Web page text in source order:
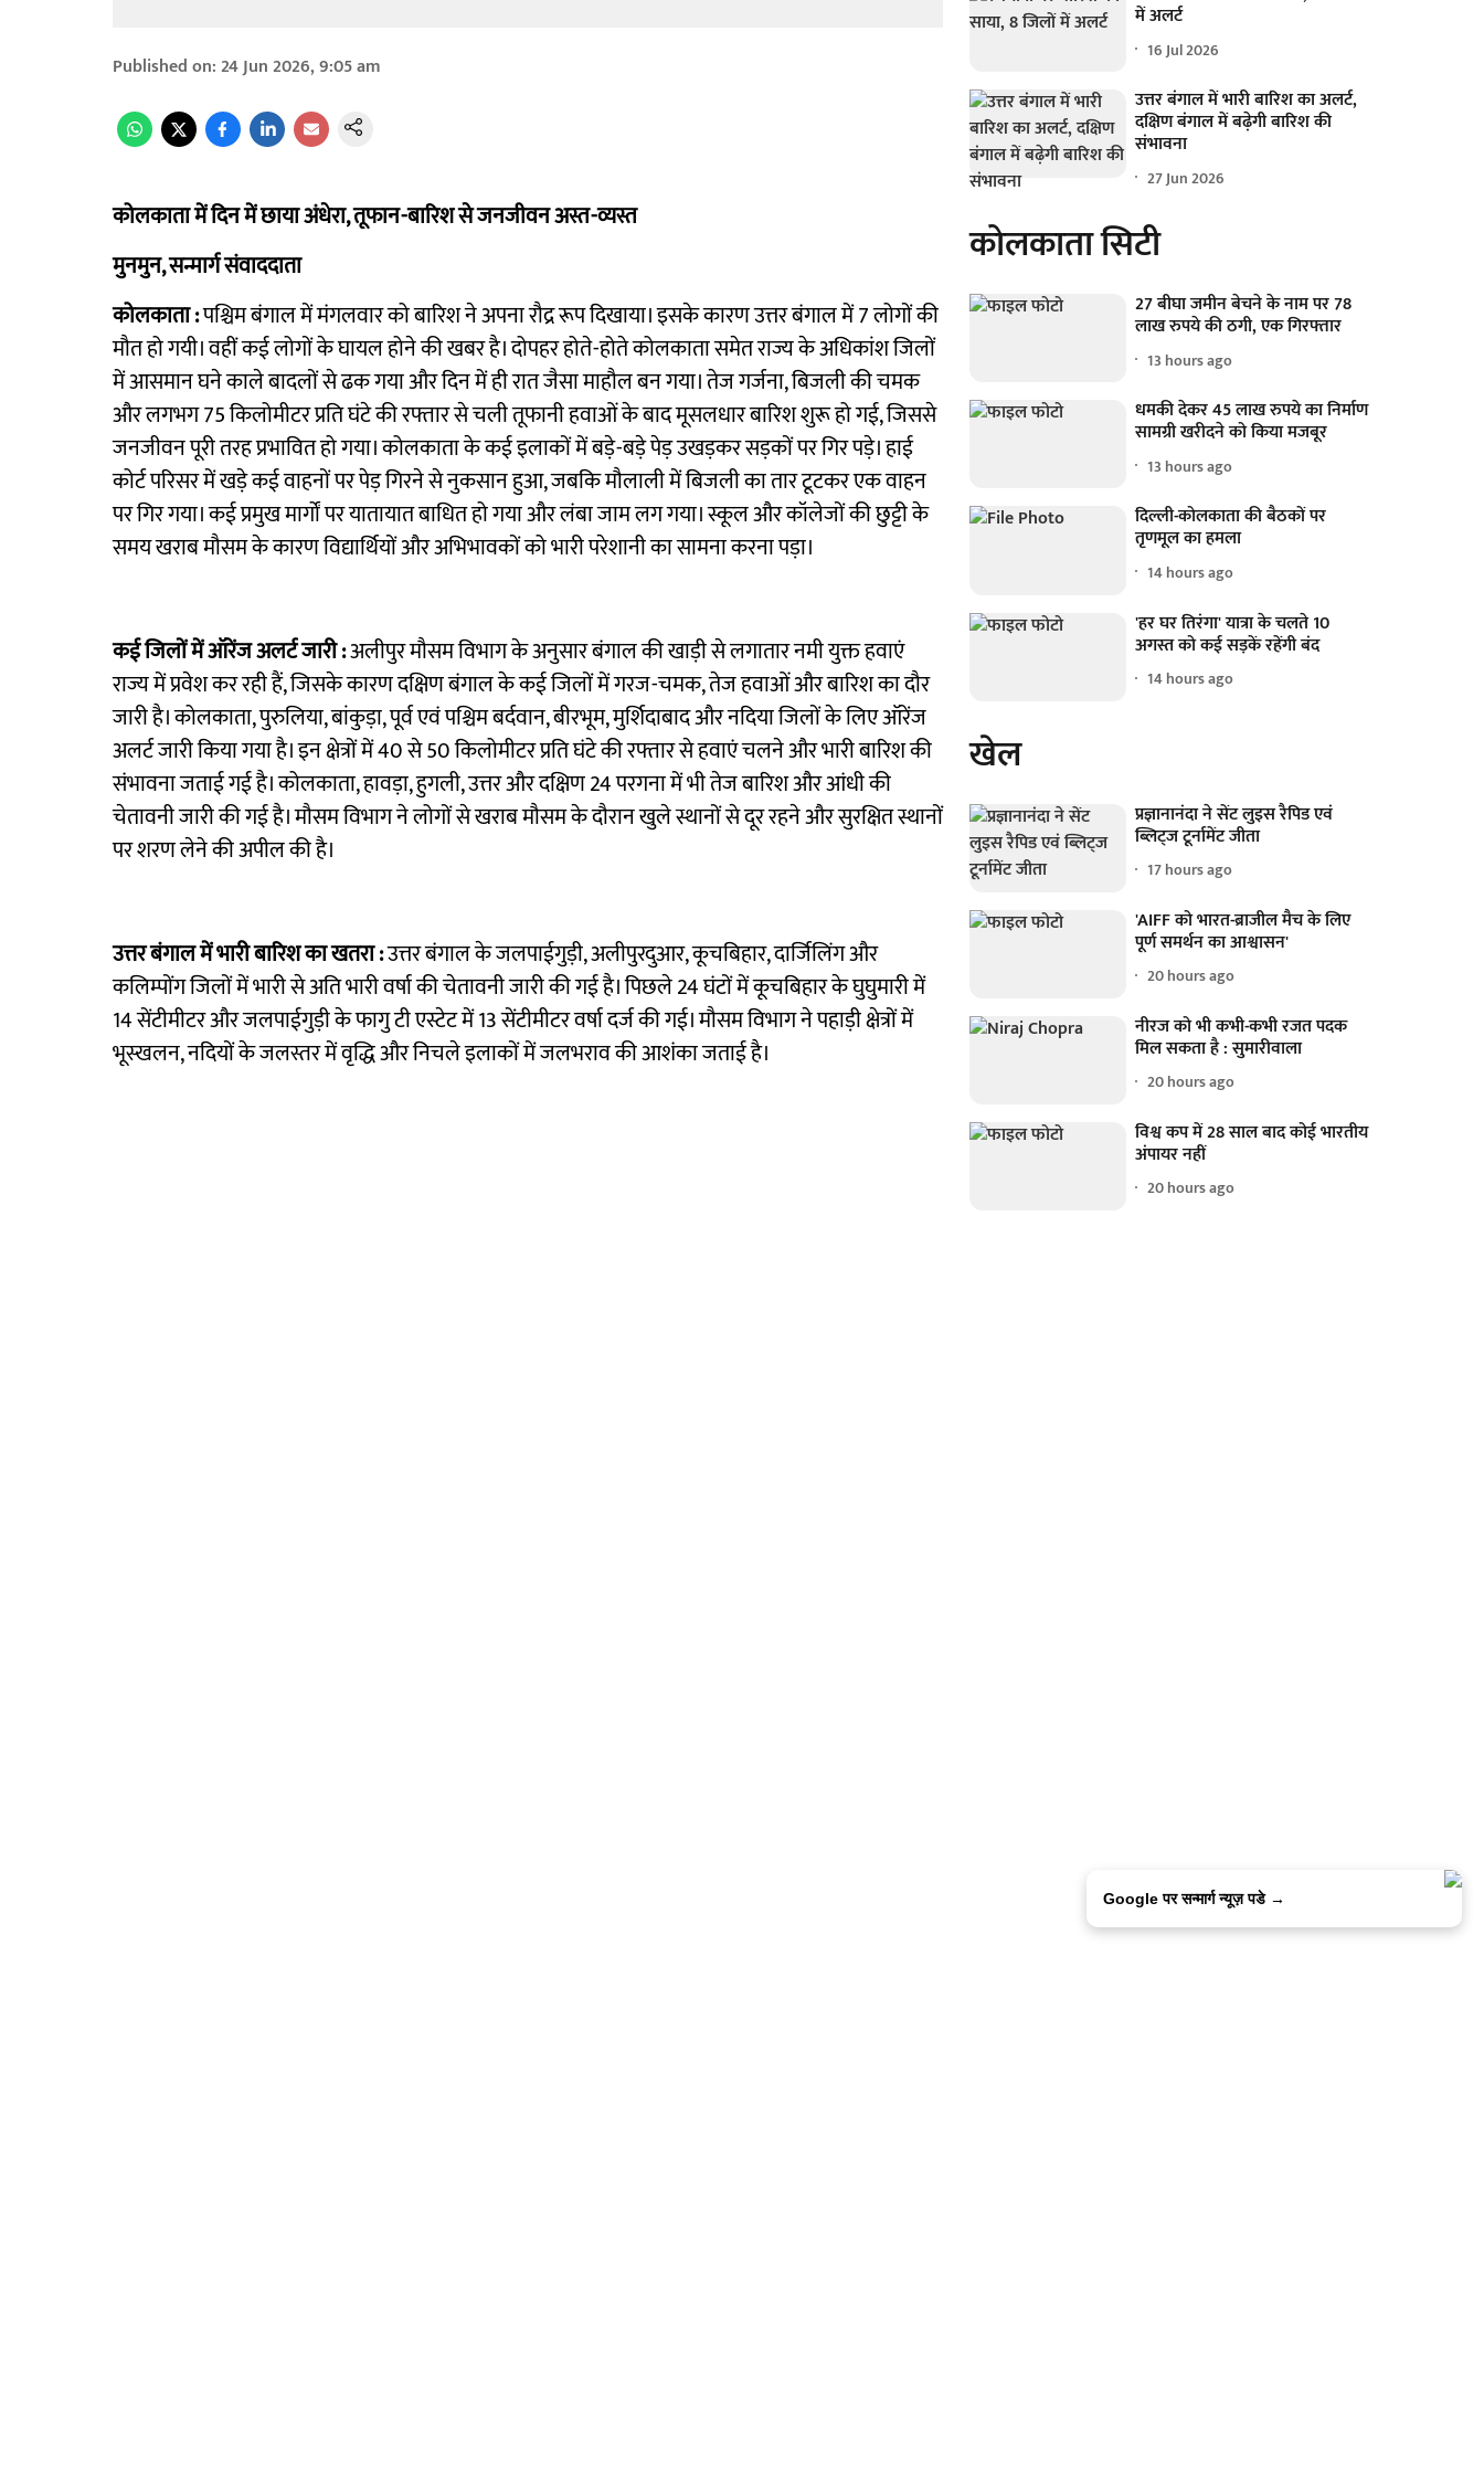
Published on:24 Jun 2026, 9:05 am
कोलकाता में दिन में छाया अंधेरा, तूफान-बारिश से जनजीवन अस्त-व्यस्त
मुनमुन, सन्मार्ग संवाददाता
कोलकाता :पश्चिम बंगाल में मंगलवार को बारिश ने अपना रौद्र रूप दिखाया। इसके कारण उत्तर बंगाल में 7 लोगों की
मौत हो गयी। वहीं कई लोगों के घायल होने की खबर है। दोपहर होते-होते कोलकाता समेत राज्य के अधिकांश जिलों
में आसमान घने काले बादलों से ढक गया और दिन में ही रात जैसा माहौल बन गया। तेज गर्जना, बिजली की चमक
और लगभग 75 किलोमीटर प्रति घंटे की रफ्तार से चली तूफानी हवाओं के बाद मूसलधार बारिश शुरू हो गई, जिससे
जनजीवन पूरी तरह प्रभावित हो गया। कोलकाता के कई इलाकों में बड़े-बड़े पेड़ उखड़कर सड़कों पर गिर पड़े। हाई
कोर्ट परिसर में खड़े कई वाहनों पर पेड़ गिरने से नुकसान हुआ, जबकि मौलाली में बिजली का तार टूटकर एक वाहन
पर गिर गया। कई प्रमुख मार्गों पर यातायात बाधित हो गया और लंबा जाम लग गया। स्कूल और कॉलेजों की छुट्टी के
समय खराब मौसम के कारण विद्यार्थियों और अभिभावकों को भारी परेशानी का सामना करना पड़ा।
कई जिलों में ऑरेंज अलर्ट जारी :अलीपुर मौसम विभाग के अनुसार बंगाल की खाड़ी से लगातार नमी युक्त हवाएं
राज्य में प्रवेश कर रही हैं, जिसके कारण दक्षिण बंगाल के कई जिलों में गरज-चमक, तेज हवाओं और बारिश का दौर
जारी है। कोलकाता, पुरुलिया, बांकुड़ा, पूर्व एवं पश्चिम बर्दवान, बीरभूम, मुर्शिदाबाद और नदिया जिलों के लिए ऑरेंज
अलर्ट जारी किया गया है। इन क्षेत्रों में 40 से 50 किलोमीटर प्रति घंटे की रफ्तार से हवाएं चलने और भारी बारिश की
संभावना जताई गई है। कोलकाता, हावड़ा, हुगली, उत्तर और दक्षिण 24 परगना में भी तेज बारिश और आंधी की
चेतावनी जारी की गई है। मौसम विभाग ने लोगों से खराब मौसम के दौरान खुले स्थानों से दूर रहने और सुरक्षित स्थानों
पर शरण लेने की अपील की है।
उत्तर बंगाल में भारी बारिश का खतरा :उत्तर बंगाल के जलपाईगुड़ी, अलीपुरदुआर, कूचबिहार, दार्जिलिंग और
कलिम्पोंग जिलों में भारी से अति भारी वर्षा की चेतावनी जारी की गई है। पिछले 24 घंटों में कूचबिहार के घुघुमारी में
14 सेंटीमीटर और जलपाईगुड़ी के फागु टी एस्टेट में 13 सेंटीमीटर वर्षा दर्ज की गई। मौसम विभाग ने पहाड़ी क्षेत्रों में
भूस्खलन, नदियों के जलस्तर में वृद्धि और निचले इलाकों में जलभराव की आशंका जताई है।
में अलर्ट
16 Jul 2026
उत्तर बंगाल में भारी बारिश का अलर्ट,
दक्षिण बंगाल में बढ़ेगी बारिश की
संभावना
27 Jun 2026
कोलकाता सिटी
27 बीघा जमीन बेचने के नाम पर 78
लाख रुपये की ठगी, एक गिरफ्तार
13 hours ago
धमकी देकर 45 लाख रुपये का निर्माण
सामग्री खरीदने को किया मजबूर
13 hours ago
दिल्ली-कोलकाता की बैठकों पर
तृणमूल का हमला
14 hours ago
'हर घर तिरंगा' यात्रा के चलते 10
अगस्त को कई सड़कें रहेंगी बंद
14 hours ago
खेल
प्रज्ञानानंदा ने सेंट लुइस रैपिड एवं
ब्लिट्ज टूर्नामेंट जीता
17 hours ago
'AIFF को भारत-ब्राजील मैच के लिए
पूर्ण समर्थन का आश्वासन'
20 hours ago
नीरज को भी कभी-कभी रजत पदक
मिल सकता है : सुमारीवाला
20 hours ago
विश्व कप में 28 साल बाद कोई भारतीय
अंपायर नहीं
20 hours ago
Google पर सन्मार्ग न्यूज़ पडे →